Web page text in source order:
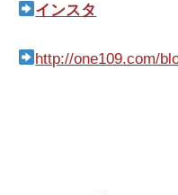
インスタ
http://one109.com/